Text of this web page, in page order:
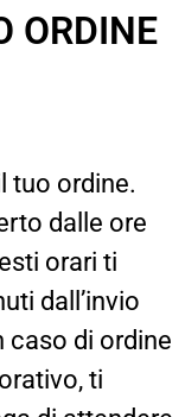
ORDINE
tuo ordine.
dalle ore
orari ti
dall’invio
caso di ordine
ti